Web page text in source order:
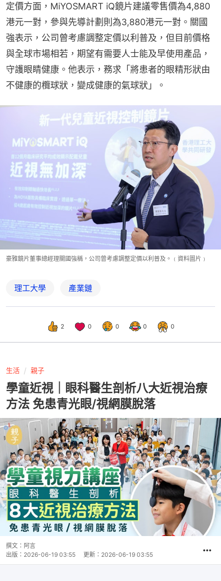
定價方面，MiYOSMART iQ鏡片建議零售價為4,880
港元一對，參與先導計劃則為3,880港元一對。關國
強表示，公司曾考慮調整定價以利普及，但目前價格
與全球市場相若，期望有需要人士能及早使用產品，
守護眼睛健康。他表示，務求「將患者的眼精形狀由
不健康的欖球狀，變成健康的氣球狀」。
豪雅鏡片董事總經理關國強稱，公司曾考慮調整定價以利普及。﹙資料圖片﹚
理工大學 產業鏈
2 0 0 0 0
生活 親子
學童近視｜眼科醫生剖析八大近視治療
方法 免患青光眼/視網膜脫落
撰文： 阿言
出版： 2026-06-19 03:55 更新： 2026-06-19 03:55